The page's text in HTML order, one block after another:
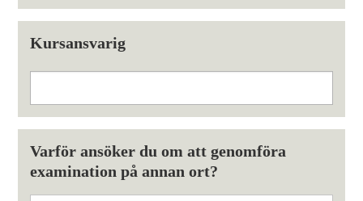
Kursansvarig
Varför ansöker du om att genomföra
examination på annan ort?